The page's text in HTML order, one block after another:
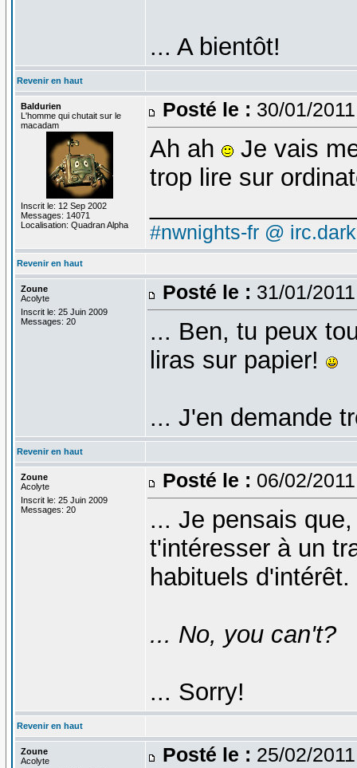
... A bientôt!
Revenir en haut
Baldurien
L'homme qui chutait sur le
macadam
Inscrit le: 12 Sep 2002
Messages: 14071
Localisation: Quadran Alpha
Posté le : 30/01/
Ah ah
Je vais
trop lire sur
#nwnights-fr @
Revenir en haut
Zoune
Acolyte
Inscrit le: 25 Juin 2009
Messages: 20
Posté le : 31/01/
... Ben, tu peux
liras sur papier!
... J'en demande
Revenir en haut
Zoune
Acolyte
Inscrit le: 25 Juin 2009
Messages: 20
Posté le : 06/02/
... Je pensais
t'intéresser à un
habituels d'intérêt.
... No, you can't?
... Sorry!
Revenir en haut
Zoune
Acolyte
Posté le : 25/02/